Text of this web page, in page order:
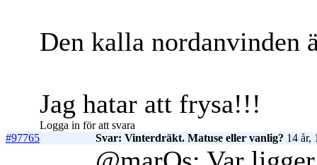
Den kalla nordanvinden
Jag hatar att frysa!!!
Logga in för att svara
#97765
Svar: Vinterdräkt. Matuse eller vanlig? 14 år,